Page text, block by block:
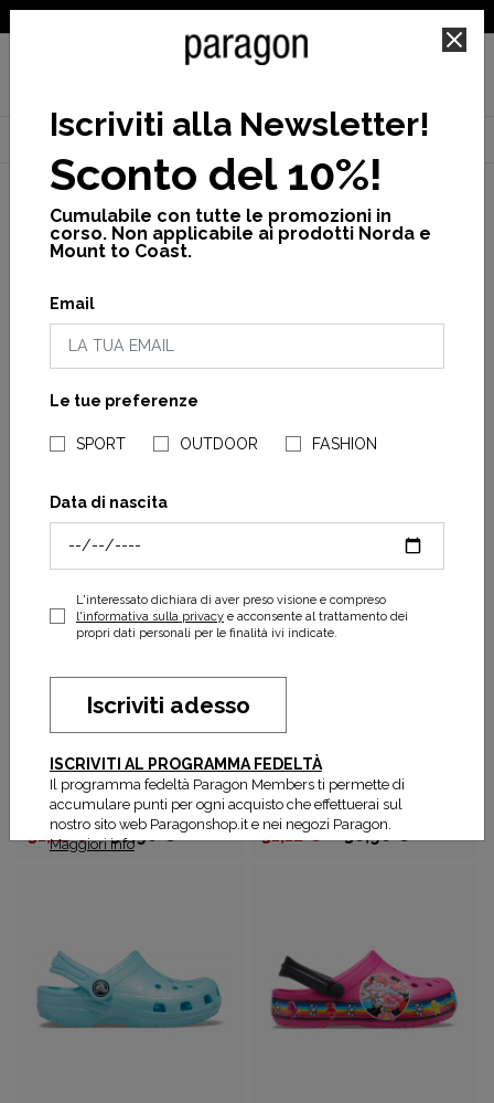
NEGOZI PARAGONSHOP
Home Fashion Kid Calzature
per
APPLICA
Crocs
23,92 € 29,90 €
Crocs
Crocs
Rain Boot K
31,12 € 38,90 €
Crocs
Classic Clog Kid
31,12 € 38,90 €
Iscriviti alla Newsletter!
Sconto del 10%!
Cumulabile con tutte le promozioni in
corso. Non applicabile ai prodotti Norda e
Mount to Coast.
Email
Le tue preferenze
SPORT OUTDOOR FASHION
Data di nascita
L'interessato dichiara di aver preso visione e compreso
l'informativa sulla privacye acconsente al trattamento dei
propri dati personali per le finalità ivi indicate.
Iscriviti adesso
ISCRIVITI AL PROGRAMMA FEDELTÀ
Il programma fedeltà Paragon Members ti permette di
accumulare punti per ogni acquisto che effettuerai sul
nostro sito web Paragonshop.it e nei negozi Paragon.
Maggiori info